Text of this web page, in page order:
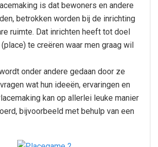
is dat bewoners en andere
betrokken worden bij de inrichting
ruimte. Dat inrichten heeft tot doel
te creëren waar men graag wil
onder andere gedaan door ze
wat hun ideeën, ervaringen en
kan op allerlei leuke manier
bijvoorbeeld met behulp van een